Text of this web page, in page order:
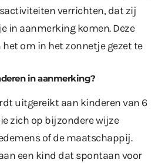
verrichten, dat zij
in aanmerking komen. Deze
om in het zonnetje gezet te
in aanmerking?
uitgereikt aan kinderen van 6
zich op bijzondere wijze
of de maatschappij.
een kind dat spontaan voor